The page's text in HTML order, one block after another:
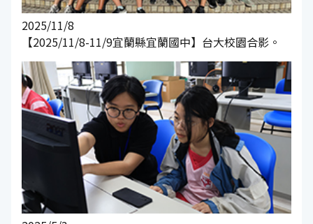
2025/11/8
【2025/11/8-11/9宜蘭縣宜蘭國中】台大校園合影。